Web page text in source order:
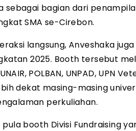
sebagai bagian dari
SMA se-Cirebon.
langsung, Anveshaka
2025. Booth tersebut
POLBAN, UNPAD, UPN
dekat masing-masing
perkuliahan.
booth Divisi Fundraising